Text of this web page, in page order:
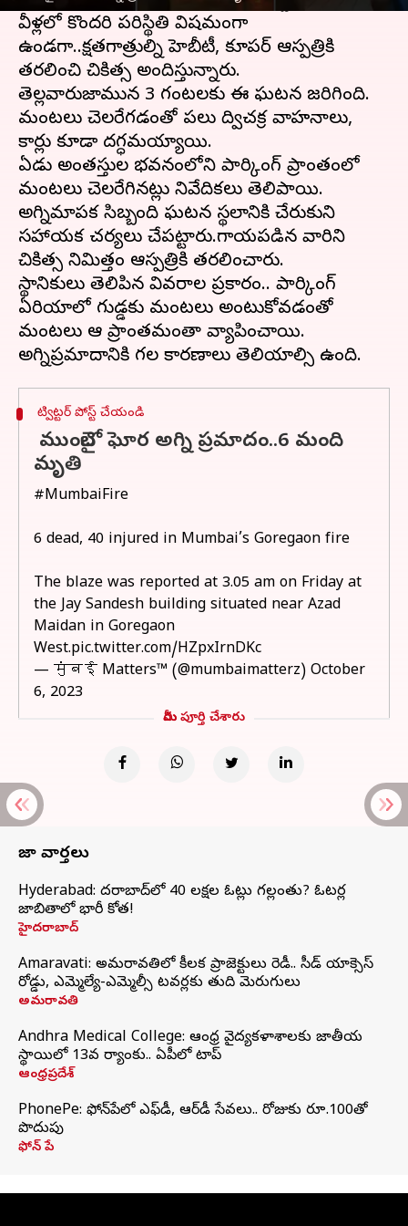
వీళ్లలో కొందరి పరిస్థితి విషమంగా
ఉండగా..క్షతగాత్రుల్ని హెబీటీ, కూపర్‌ ఆస్పత్రికి
తరలించి చికిత్స అందిస్తున్నారు.
తెల్లవారుజామున 3 గంటలకు ఈ ఘటన జరిగింది.
మంటలు చెలరేగడంతో పలు ద్విచక్ర వాహనాలు,
కార్లు కూడా దగ్ధమయ్యాయి.
ఏడు అంతస్తుల భవనంలోని పార్కింగ్ ప్రాంతంలో
మంటలు చెలరేగినట్లు నివేదికలు తెలిపాయి.
అగ్నిమాపక సిబ్బంది ఘటన స్థలానికి చేరుకుని
సహాయక చర్యలు చేపట్టారు.గాయపడిన వారిని
చికిత్స నిమిత్తం ఆస్పత్రికి తరలించారు.
స్థానికులు తెలిపిన వివరాల ప్రకారం.. పార్కింగ్
ఏరియాలో గుడ్డకు మంటలు అంటుకోవడంతో
మంటలు ఆ ప్రాంతమంతా వ్యాపించాయి.
ట్విట్టర్ పోస్ట్ చేయండి
ముంబైలో ఘోర అగ్ని ప్రమాదం..6 మంది
మృతి
#MumbaiFire
6 dead, 40 injured in Mumbai’s Goregaon fire
The blaze was reported at 3.05 am on Friday at
the Jay Sandesh building situated near Azad
Maidan in Goregaon
West.pic.twitter.com/HZpxIrnDKc
— मुंबई Matters™ (@mumbaimatterz) October
6, 2023
మీరు పూర్తి చేశారు
తాజా వార్తలు
Hyderabad: హైదరాబాద్‌లో 40 లక్షల ఓట్లు గల్లంతు? ఓటర్ల
జాబితాలో భారీ కోత!
హైదరాబాద్
Amaravati: అమరావతిలో కీలక ప్రాజెక్టులు రెడీ.. సీడ్‌ యాక్సెస్‌
రోడ్డు, ఎమ్మెల్యే-ఎమ్మెల్సీ టవర్లకు తుది మెరుగులు
అమరావతి
Andhra Medical College: ఆంధ్ర వైద్యకళాశాలకు జాతీయ
స్థాయిలో 13వ ర్యాంకు.. ఏపీలో టాప్
ఆంధ్రప్రదేశ్
PhonePe: ఫోన్‌పేలో ఎఫ్‌డీ, ఆర్‌డీ సేవలు.. రోజుకు రూ.100తో
పొదుపు
ఫోన్‌ పే